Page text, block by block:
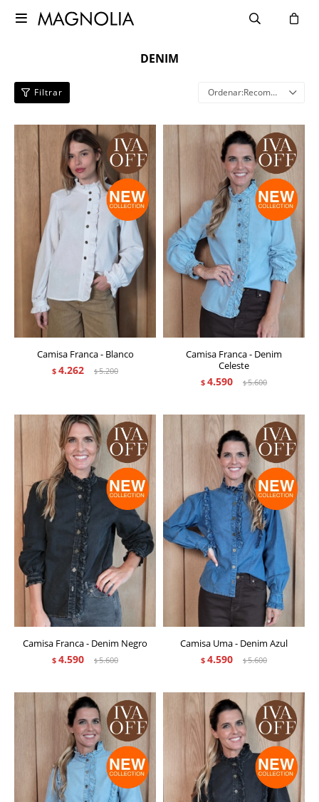

DENIM
Recomendados
Camisa Franca - Blanco
$ 4.262 $5.200
Camisa Franca - Denim
Celeste
$ 4.590 $5.600
Camisa Franca - Denim Negro
$ 4.590 $5.600
Camisa Uma - Denim Azul
$ 4.590 $5.600